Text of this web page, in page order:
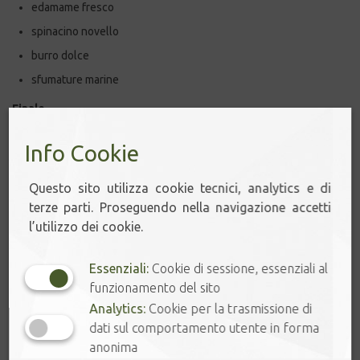
edamame fresco
spinacino novello
burro dolce
sfumature marine
Finale
permane a lungo sul palato e un’astringenza pressoché assente.
Disponibilità limitata
kyusu tradizionale:
4g in 100 ml
acqua minerale naturale
Info Cookie
Questo sito utilizza cookie tecnici, analytics e di
terze parti. Proseguendo nella navigazione accetti
l’utilizzo dei cookie.
Essenziali: Cookie di sessione, essenziali al
funzionamento del sito
Analytics: Cookie per la trasmissione di
dati sul comportamento utente in forma
anonima